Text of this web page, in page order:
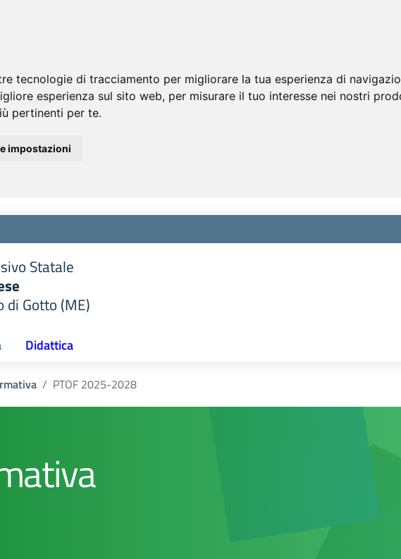
tecnologie di tracciamento per migliorare la tua esperienza di
esperienza sul sito web, per misurare il tuo interesse nei nostri
pertinenti per te.
impostazioni
Statale
di Gotto (ME)
Didattica
PTOF 2025-2028